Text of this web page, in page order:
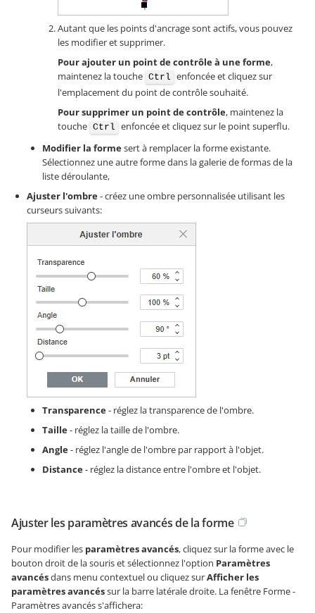
Autant que les points d'ancrage sont actifs, vous pouvez
les modifier et supprimer.
Pour ajouter un point de contrôle à une forme,
maintenez la touche Ctrl enfoncée et cliquez sur
l'emplacement du point de contrôle souhaité.
Pour supprimer un point de contrôle, maintenez la
touche Ctrl enfoncée et cliquez sur le point superflu.
Modifier la formesert à remplacer la forme existante.
Sélectionnez une autre forme dans la galerie de formas de la
liste déroulante,
Ajuster l'ombre- créez une ombre personnalisée utilisant les
curseurs suivants:
Transparence- réglez la transparence de l'ombre.
Taille- réglez la taille de l'ombre.
Angle- réglez l'angle de l'ombre par rapport à l'objet.
Distance- réglez la distance entre l'ombre et l'objet.
Ajuster les paramètres avancés de la forme
Pour modifier les paramètres avancés, cliquez sur la forme avec le
bouton droit de la souris et sélectionnez l'option Paramètres
avancésdans menu contextuel ou cliquez surAfficher les
paramètres avancéssur la barre latérale droite. La fenêtre Forme -
Paramètres avancés s'affichera: